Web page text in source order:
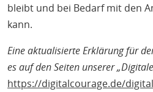
bleibt und bei Bedarf mit den
kann.
Eine aktualisierte Erklärung für
es auf den Seiten unserer
https://digitalcourage.de/